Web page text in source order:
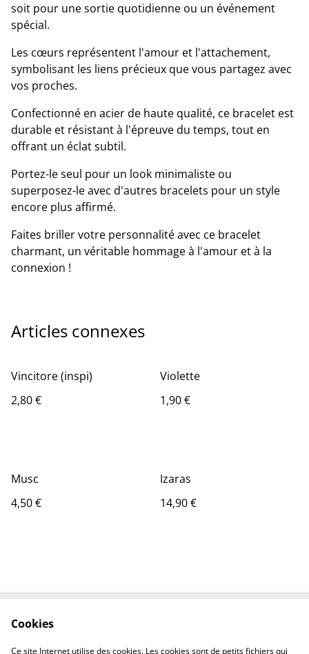
soit pour une sortie quotidienne ou un événement
spécial.
Les cœurs représentent l'amour et l'attachement,
symbolisant les liens précieux que vous partagez avec
vos proches.
Confectionné en acier de haute qualité, ce bracelet est
durable et résistant à l'épreuve du temps, tout en
offrant un éclat subtil.
Portez-le seul pour un look minimaliste ou
superposez-le avec d'autres bracelets pour un style
encore plus affirmé.
Faites briller votre personnalité avec ce bracelet
charmant, un véritable hommage à l'amour et à la
connexion !
Articles connexes
Vincitore (inspi)
2,80 €
Violette
1,90 €
Musc
4,50 €
Izaras
14,90 €
Politique de
Politique de cookies
Cookies
Ce site Internet utilise des cookies. Les cookies sont de petits fichiers qui